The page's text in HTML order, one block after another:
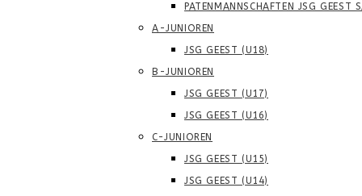
PATENMANNSCHAFTEN JSG
A-JUNIOREN
JSG GEEST (U18)
B-JUNIOREN
JSG GEEST (U17)
JSG GEEST (U16)
C-JUNIOREN
JSG GEEST (U15)
JSG GEEST (U14)